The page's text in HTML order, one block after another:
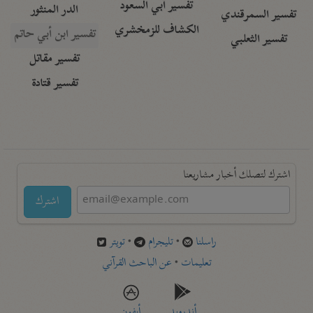
تفسير السمرقندي
تفسير الثعلبي
تفسير أبي السعود
الكشاف للزمخشري
الدر المنثور
تفسير ابن أبي حاتم
تفسير مقاتل
تفسير قتادة
اشترك لتصلك أخبار مشاريعنا
اشترك
راسلنا •تليجرام •تويتر
تعليمات •عن الباحث القرآني